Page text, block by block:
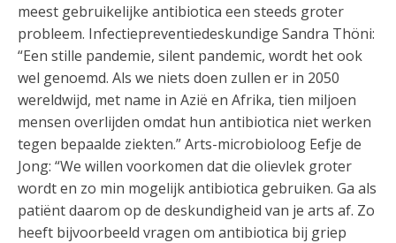
meest gebruikelijke antibiotica een steeds groter
probleem. Infectiepreventiedeskundige Sandra Thöni:
“Een stille pandemie, silent pandemic, wordt het ook
wel genoemd. Als we niets doen zullen er in 2050
wereldwijd, met name in Azië en Afrika, tien miljoen
mensen overlijden omdat hun antibiotica niet werken
tegen bepaalde ziekten.” Arts-microbioloog Eefje de
Jong: “We willen voorkomen dat die olievlek groter
wordt en zo min mogelijk antibiotica gebruiken. Ga als
patiënt daarom op de deskundigheid van je arts af. Zo
heeft bijvoorbeeld vragen om antibiotica bij griep